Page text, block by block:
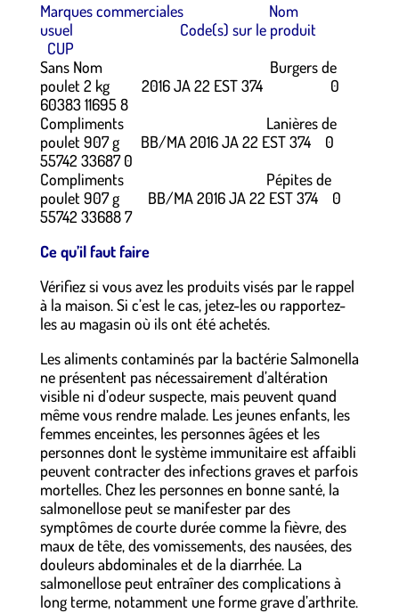
Marques commerciales
Nom
usuel
Code(s) sur le produit
CUP
Sans Nom Burgers de
poulet 2 kg 2016 JA 22 EST 374 0
60383 11695 8
Compliments Lanières de
poulet 907 g BB/MA 2016 JA 22 EST 374 0
55742 33687 0
Compliments Pépites de
poulet 907 g BB/MA 2016 JA 22 EST 374 0
55742 33688 7
Ce qu’il faut faire
Vérifiez si vous avez les produits visés par le rappel
à la maison. Si c’est le cas, jetez-les ou rapportez-
les au magasin où ils ont été achetés.
Les aliments contaminés par la bactérie Salmonella
ne présentent pas nécessairement d’altération
visible ni d’odeur suspecte, mais peuvent quand
même vous rendre malade. Les jeunes enfants, les
femmes enceintes, les personnes âgées et les
personnes dont le système immunitaire est affaibli
peuvent contracter des infections graves et parfois
mortelles. Chez les personnes en bonne santé, la
salmonellose peut se manifester par des
symptômes de courte durée comme la fièvre, des
maux de tête, des vomissements, des nausées, des
douleurs abdominales et de la diarrhée. La
salmonellose peut entraîner des complications à
long terme, notamment une forme grave d’arthrite.